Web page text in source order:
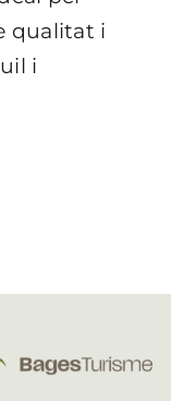
qualitat i
i